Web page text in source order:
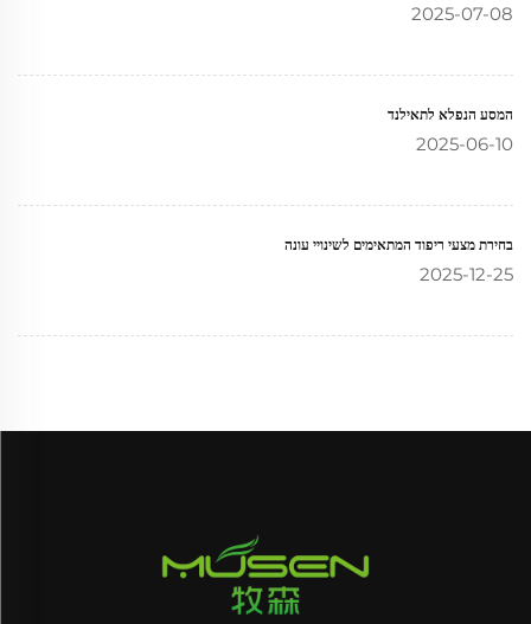
2025-07-08
המסע הנפלא לתאילנד
2025-06-10
בחירת מצעי ריפוד המתאימים לשינויי עונה
2025-12-25